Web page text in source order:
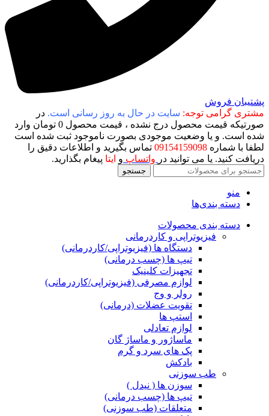
پشتیبان فروش
مشتری گرامی توجه: سایت در حال به روز رسانی است. در
صورتیکه قیمت محصول درج نشده ، قیمت محصول 0 تومان وارد
شده است. و یا وضعیت موجودی بصورت ناموجود ثبت شده است
لطفا با شماره 09154159098 تماس بگیرید و اطلاعات دقیق را
دریافت کنید. یا می توانید در واتساپ و ایتا پیغام بگذارید.
جستجو
منو
دسته بندی‌ها
دسته بندی محصولات
فیزیوتراپی و کاردرمانی
دستگاه ها (فیزیوتراپی/کاردرمانی)
تیپ ها (چسب درمانی)
تجهیزات کلینیک
لوازم مصرفی (فیزیوتراپی/کاردرمانی)
رولر و وج
تقویت عضلات (درمانی)
استپ ها
لوازم تعادلی
ماساژور و ماساژ گان
پک های سرد و گرم
بادکش
طب سوزنی
سوزن ها ( نیدل )
تیپ ها (چسب درمانی)
متعلقات (طب سوزنی)